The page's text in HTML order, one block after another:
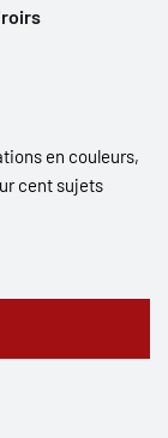
en couleurs,
cent sujets